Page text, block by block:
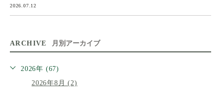
2026.07.12
ARCHIVE 月別アーカイブ
2026年 (67)
2026年8月 (2)